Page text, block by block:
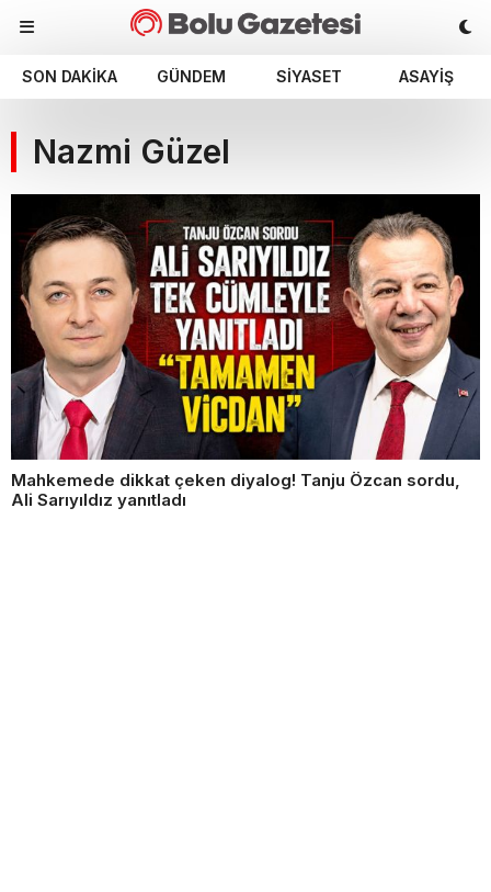
SON DAKIKA GÜNDEM SIYASET ASAYIŞ
Nazmi Güzel
Mahkemede dikkat çeken diyalog! Tanju Özcan sordu,
Ali Sarıyıldız yanıtladı